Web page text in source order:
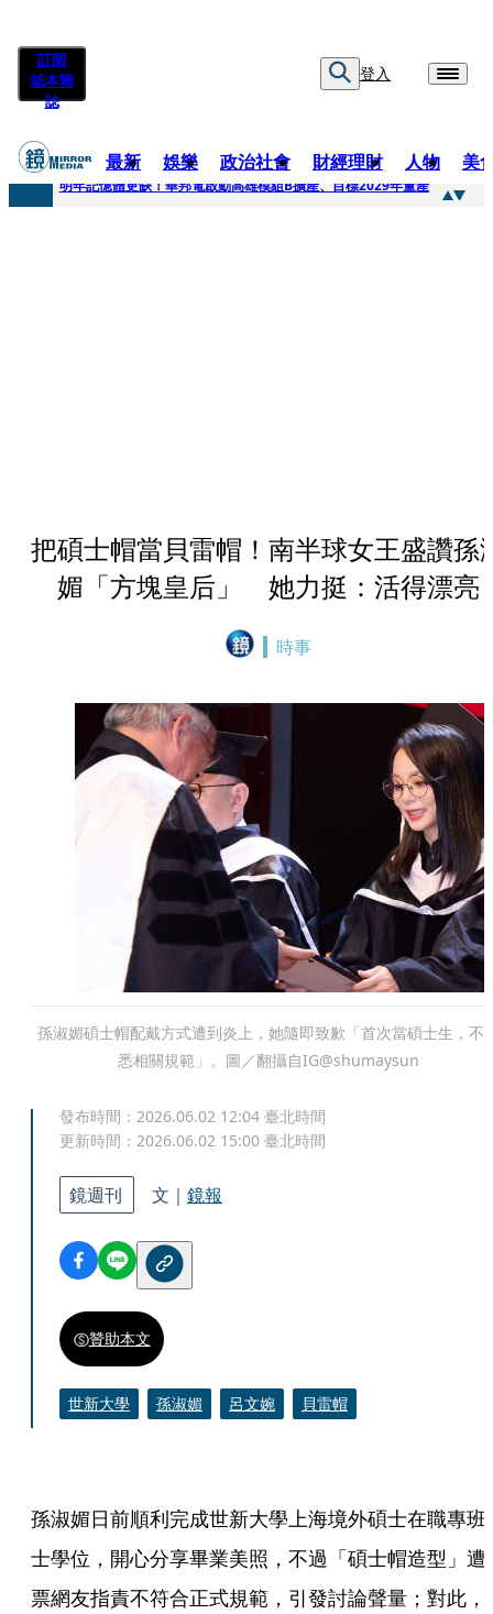
訂閱
紙本雜
誌
登入
最新 娛樂 政治社會 財經理財 人物 美
快訊
明年記憶體更缺！華邦電啟動高雄模組B擴產、目標2029年量產
把碩士帽當貝雷帽！南半球女王盛讚孫
媚「方塊皇后」 她力挺：活得漂亮
時事
孫淑媚碩士帽配戴方式遭到炎上，她隨即致歉「首次當碩士生，不
悉相關規範」。圖／翻攝自IG@shumaysun
發布時間： 2026.06.02 12:04 臺北時間
更新時間： 2026.06.02 15:00 臺北時間
鏡週刊 文｜ 鏡報
贊助本文
世新大學 孫淑媚 呂文婉 貝雷帽
孫淑媚日前順利完成世新大學上海境外碩士在職專班
士學位，開心分享畢業美照，不過「碩士帽造型」遭
票網友指責不符合正式規範，引發討論聲量；對此，